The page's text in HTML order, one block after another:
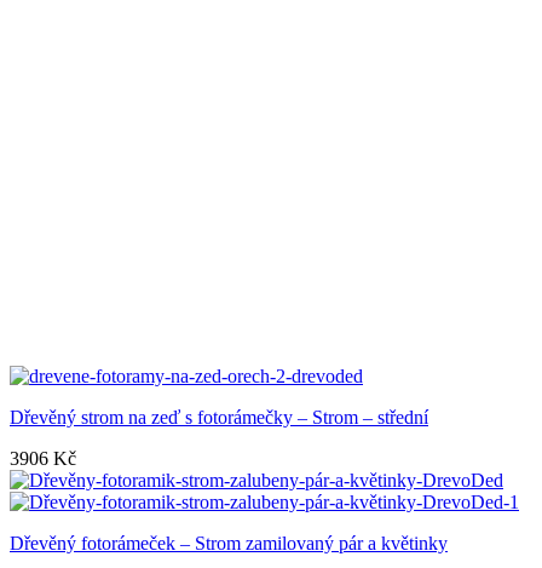
Dřevěný strom na zeď s fotorámečky – Strom – střední
3906 Kč
Dřevěný fotorámeček – Strom zamilovaný pár a květinky